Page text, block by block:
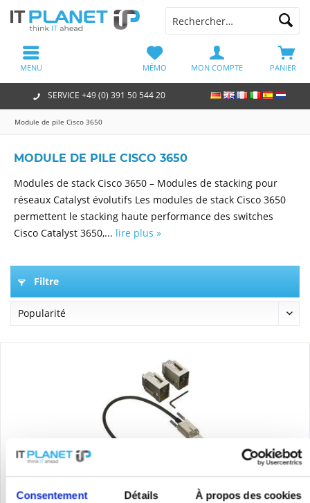
Consentement Détails À propos des cookies
SERVICE +49 (0) 391 50 544 20
PANIER
MÉMO MON COMPTE
MENU
Module de pile Cisco 3650
MODULE DE PILE CISCO 3650
Modules de stack Cisco 3650 – Modules de stacking pour
réseaux Catalyst évolutifs Les modules de stack Cisco 3650
permettent le stacking haute performance des switches
Cisco Catalyst 3650,... lire plus »
Filtre
CISCO C3650-STACK-KIT